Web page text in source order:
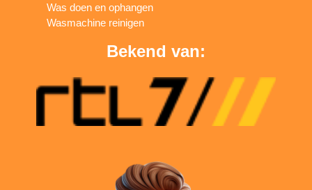
Was doen en ophangen
Wasmachine reinigen
Bekend van: